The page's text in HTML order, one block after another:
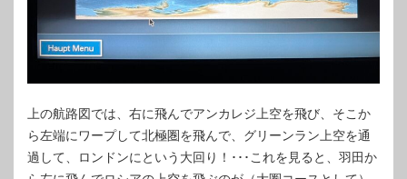
上の航路図では、右に飛んでアンカレジ上空を飛び、そこか
ら左端にワープして北極圏を飛んで、グリーンラン上空を通
過して、ロンドンにという大回り！･･･これを見ると、羽田か